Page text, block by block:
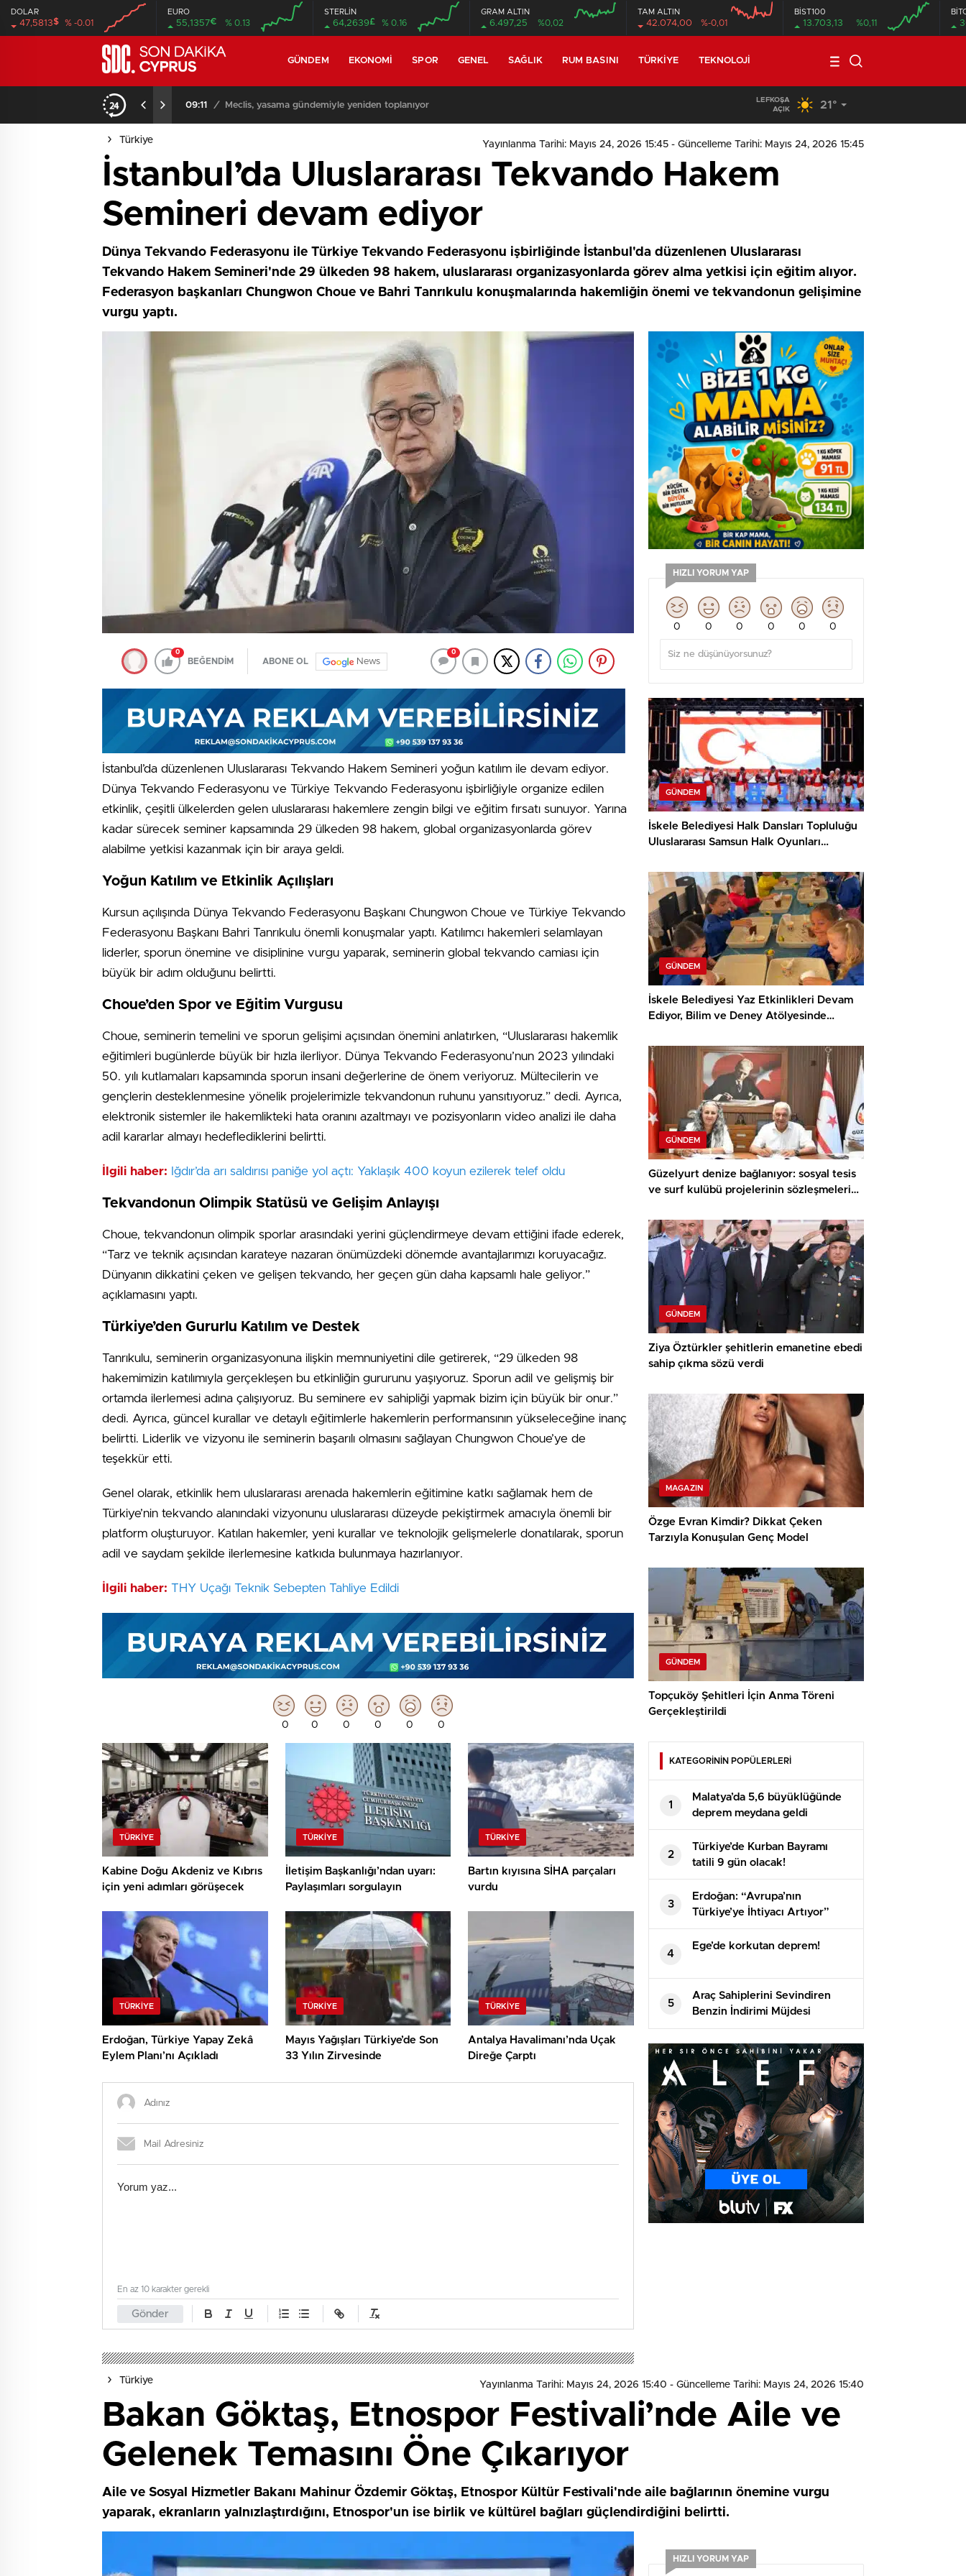
DOLAR
47,5813$ % -0.01
EURO
55,1357€ % 0.13
STERLİN
64,2639£ % 0.16
GRAM ALTIN
6.497,25 %0,02
TAM ALTIN
42.074,00 %-0,01
BİST100
13.703,13 %0,11
GÜNDEM EKONOMI SPOR GENEL SAĞLIK RUM BASINI TÜRKIYE TEKNOLOJI
09:11 / Meclis, yasama gündemiyle yeniden toplanıyor Seyir Halindeki Araç Alev Aldı, Korku Dolu Anlar
LEFKOŞA
AÇIK
21°
Türkiye Yayınlanma Tarihi: Mayıs 24, 2026 15:45 - Güncelleme Tarihi: Mayıs 24, 2026 15:45
İstanbul’da Uluslararası Tekvando Hakem
Semineri devam ediyor
Dünya Tekvando Federasyonu ile Türkiye Tekvando Federasyonu işbirliğinde İstanbul'da düzenlenen Uluslararası
Tekvando Hakem Semineri'nde 29 ülkeden 98 hakem, uluslararası organizasyonlarda görev alma yetkisi için eğitim alıyor.
Federasyon başkanları Chungwon Choue ve Bahri Tanrıkulu konuşmalarında hakemliğin önemi ve tekvandonun gelişimine
vurgu yaptı.
0
BEĞENDİM ABONE OL News
0
İstanbul’da düzenlenen Uluslararası Tekvando Hakem Semineri yoğun katılım ile devam ediyor.
Dünya Tekvando Federasyonu ve Türkiye Tekvando Federasyonu işbirliğiyle organize edilen
etkinlik, çeşitli ülkelerden gelen uluslararası hakemlere zengin bilgi ve eğitim fırsatı sunuyor. Yarına
kadar sürecek seminer kapsamında 29 ülkeden 98 hakem, global organizasyonlarda görev
alabilme yetkisi kazanmak için bir araya geldi.
Yoğun Katılım ve Etkinlik Açılışları
Kursun açılışında Dünya Tekvando Federasyonu Başkanı Chungwon Choue ve Türkiye Tekvando
Federasyonu Başkanı Bahri Tanrıkulu önemli konuşmalar yaptı. Katılımcı hakemleri selamlayan
liderler, sporun önemine ve disiplinine vurgu yaparak, seminerin global tekvando camiası için
büyük bir adım olduğunu belirtti.
Choue’den Spor ve Eğitim Vurgusu
Choue, seminerin temelini ve sporun gelişimi açısından önemini anlatırken, “Uluslararası hakemlik
eğitimleri bugünlerde büyük bir hızla ilerliyor. Dünya Tekvando Federasyonu’nun 2023 yılındaki
50. yılı kutlamaları kapsamında sporun insani değerlerine de önem veriyoruz. Mültecilerin ve
gençlerin desteklenmesine yönelik projelerimizle tekvandonun ruhunu yansıtıyoruz.” dedi. Ayrıca,
elektronik sistemler ile hakemlikteki hata oranını azaltmayı ve pozisyonların video analizi ile daha
adil kararlar almayı hedeflediklerini belirtti.
İlgili haber: Iğdır’da arı saldırısı paniğe yol açtı: Yaklaşık 400 koyun ezilerek telef oldu
Tekvandonun Olimpik Statüsü ve Gelişim Anlayışı
Choue, tekvandonun olimpik sporlar arasındaki yerini güçlendirmeye devam ettiğini ifade ederek,
“Tarz ve teknik açısından karateye nazaran önümüzdeki dönemde avantajlarımızı koruyacağız.
Dünyanın dikkatini çeken ve gelişen tekvando, her geçen gün daha kapsamlı hale geliyor.”
açıklamasını yaptı.
Türkiye’den Gururlu Katılım ve Destek
Tanrıkulu, seminerin organizasyonuna ilişkin memnuniyetini dile getirerek, “29 ülkeden 98
hakemimizin katılımıyla gerçekleşen bu etkinliğin gururunu yaşıyoruz. Sporun adil ve gelişmiş bir
ortamda ilerlemesi adına çalışıyoruz. Bu seminere ev sahipliği yapmak bizim için büyük bir onur.”
dedi. Ayrıca, güncel kurallar ve detaylı eğitimlerle hakemlerin performansının yükseleceğine inanç
belirtti. Liderlik ve vizyonu ile seminerin başarılı olmasını sağlayan Chungwon Choue’ye de
teşekkür etti.
Genel olarak, etkinlik hem uluslararası arenada hakemlerin eğitimine katkı sağlamak hem de
Türkiye’nin tekvando alanındaki vizyonunu uluslararası düzeyde pekiştirmek amacıyla önemli bir
platform oluşturuyor. Katılan hakemler, yeni kurallar ve teknolojik gelişmelerle donatılarak, sporun
adil ve saydam şekilde ilerlemesine katkıda bulunmaya hazırlanıyor.
İlgili haber: THY Uçağı Teknik Sebepten Tahliye Edildi
0 0 0 0 0 0
TÜRKIYE
Kabine Doğu Akdeniz ve Kıbrıs
için yeni adımları görüşecek
TÜRKIYE
İletişim Başkanlığı’ndan uyarı:
Paylaşımları sorgulayın
TÜRKIYE
Bartın kıyısına SİHA parçaları
vurdu
TÜRKIYE
Erdoğan, Türkiye Yapay Zekâ
Eylem Planı’nı Açıkladı
TÜRKIYE
Mayıs Yağışları Türkiye’de Son
33 Yılın Zirvesinde
TÜRKIYE
Antalya Havalimanı’nda Uçak
Direğe Çarptı
Gönder
En az 10 karakter gerekli
HIZLI YORUM YAP
0 0 0 0 0 0
GÜNDEM
İskele Belediyesi Halk Dansları Topluluğu
Uluslararası Samsun Halk Oyunları
Ediyor
GÜNDEM
İskele Belediyesi Yaz Etkinlikleri Devam
Ediyor, Bilim ve Deney Atölyesinde
GÜNDEM
Güzelyurt denize bağlanıyor: sosyal tesis
ve surf kulübü projelerinin sözleşmeleri
GÜNDEM
Ziya Öztürkler şehitlerin emanetine ebedi
sahip çıkma sözü verdi
MAGAZIN
Özge Evran Kimdir? Dikkat Çeken
Tarzıyla Konuşulan Genç Model
GÜNDEM
Topçuköy Şehitleri İçin Anma Töreni
Gerçekleştirildi
KATEGORİNİN POPÜLERLERİ
1
Malatya’da 5,6 büyüklüğünde
deprem meydana geldi
2
Türkiye’de Kurban Bayramı
tatili 9 gün olacak!
3
Erdoğan: “Avrupa’nın
Türkiye’ye İhtiyacı Artıyor”
4
Ege’de korkutan deprem!
5
Araç Sahiplerini Sevindiren
Benzin İndirimi Müjdesi
Türkiye Yayınlanma Tarihi: Mayıs 24, 2026 15:40 - Güncelleme Tarihi: Mayıs 24, 2026 15:40
Bakan Göktaş, Etnospor Festivali’nde Aile ve
Gelenek Temasını Öne Çıkarıyor
Aile ve Sosyal Hizmetler Bakanı Mahinur Özdemir Göktaş, Etnospor Kültür Festivali'nde aile bağlarının önemine vurgu
yaparak, ekranların yalnızlaştırdığını, Etnospor'un ise birlik ve kültürel bağları güçlendirdiğini belirtti.
HIZLI YORUM YAP